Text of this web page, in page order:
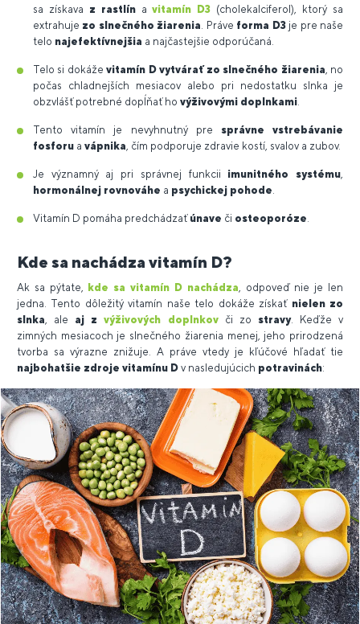
sa získava z rastlínavitamín D3 (cholekalciferol), ktorý sa
extrahuje zo slnečného žiarenia . Práve forma D3je pre naše
telo najefektívnejšia a najčastejšie odporúčaná.
Telo si dokáževitamín D vytvárať zo slnečného žiarenia , no
počas chladnejších mesiacov alebo pri nedostatku slnka je
obzvlášť potrebné dopĺňať ho výživovými doplnkami
Tento vitamín je nevyhnutný pre správne vstrebávanie
fosforu a vápnika , čím podporuje zdravie kostí, svalov a zubov.
Je významný aj pri správnej funkcii imunitného systému
hormonálnej rovnováhe a psychickej pohode
Vitamín D pomáha predchádzať únave či osteoporóze
Kde sa nachádza vitamín D?
Ak sa pýtate, kde sa vitamín D nachádza , odpoveď nie je len
jedna. Tento dôležitý vitamín naše telo dokáže získať nielen zo
slnka , ale aj zvýživových doplnkovči zo stravy. Keďže v
zimných mesiacoch je slnečného žiarenia menej, jeho prirodzená
tvorba sa výrazne znižuje. A práve vtedy je kľúčové hľadať tie
najbohatšie zdroje vitamínu D v nasledujúcich potravinách: